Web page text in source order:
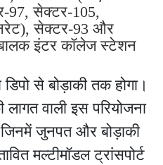
97, सेक्टर-105,
सेक्टर-93 और
इंटर कॉलेज स्टेशन
से बोड़ाकी तक होगा।
वाली इस परियोजना
जुनपत और बोड़ाकी
मल्टीमॉडल ट्रांसपोर्ट